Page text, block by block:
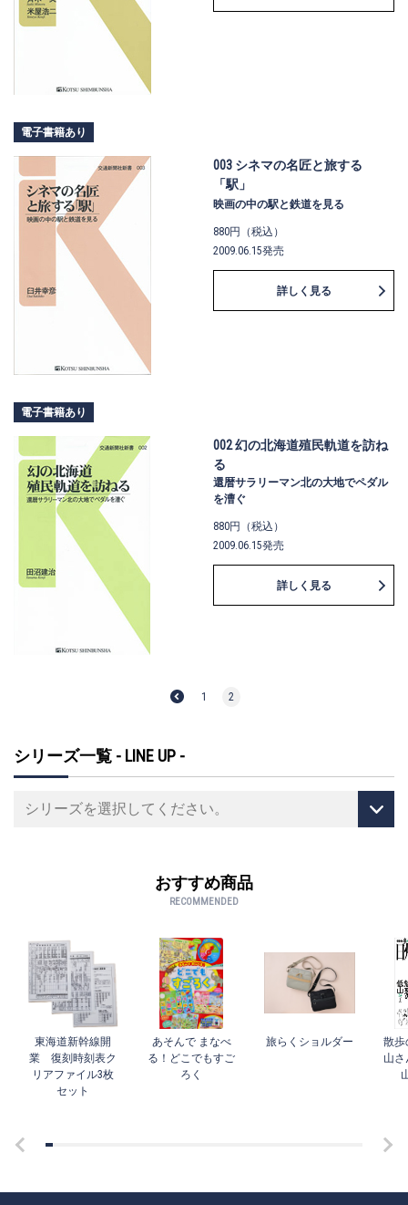
電子書籍あり
003 シネマの名匠と旅する
「駅」
映画の中の駅と鉄道を見る
880円（税込）
2009.06.15発売
詳しく見る
電子書籍あり
002 幻の北海道殖民軌道を訪ね
る
還暦サラリーマン北の大地でペダル
を漕ぐ
880円（税込）
2009.06.15発売
詳しく見る
1 2
シリーズ一覧 - LINE UP -
おすすめ商品
RECOMMENDED
東海道新幹線開
業 復刻時刻表ク
リアファイル3枚
セット
あそんで まなべ
る！どこでもすご
ろく
旅らくショルダー
散歩
山さ